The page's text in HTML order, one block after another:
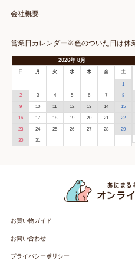
会社概要
営業日カレンダー※色のついた日は休
2026年 8月
日 月 火 水 木 金 土
1
2 3 4 5 6 7 8
9 10 11 12 13 14 15
16 17 18 19 20 21 22
23 24 25 26 27 28 29
30 31
お買い物ガイド
お問い合わせ
プライバシーポリシー